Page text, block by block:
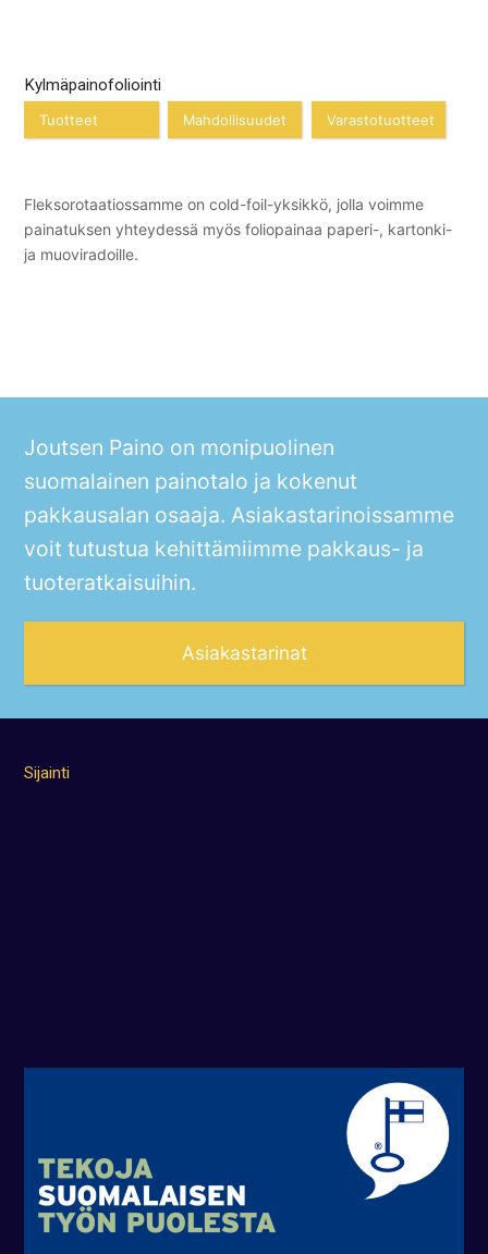
Kylmäpainofoliointi
Tuotteet Mahdollisuudet Varastotuotteet
Fleksorotaatiossamme on cold-foil-yksikkö, jolla voimme
painatuksen yhteydessä myös foliopainaa paperi-, kartonki-
ja muoviradoille.
Joutsen Paino on monipuolinen
suomalainen painotalo ja kokenut
pakkausalan osaaja. Asiakastarinoissamme
voit tutustua kehittämiimme pakkaus- ja
tuoteratkaisuihin.
Asiakastarinat
Sijainti